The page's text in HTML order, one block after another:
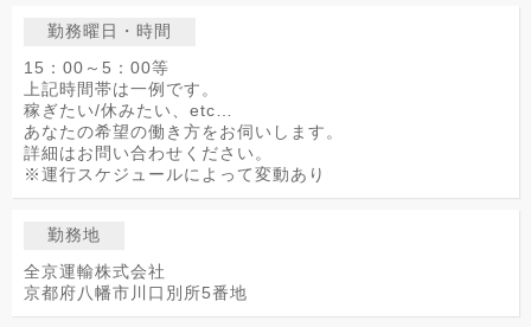
勤務曜日・時間
15：00～5：00等
上記時間帯は一例です。
稼ぎたい/休みたい、etc…
あなたの希望の働き方をお伺いします。
詳細はお問い合わせください。
※運行スケジュールによって変動あり
勤務地
全京運輸株式会社
京都府八幡市川口別所5番地